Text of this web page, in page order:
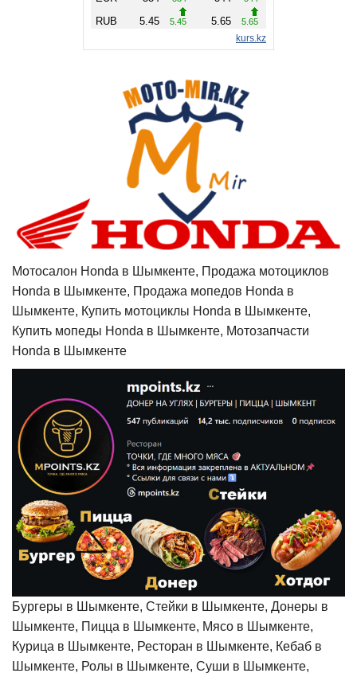
Мотосалон Honda в Шымкенте, Продажа мотоциклов
Honda в Шымкенте, Продажа мопедов Honda в
Шымкенте, Купить мотоциклы Honda в Шымкенте,
Купить мопеды Honda в Шымкенте, Мотозапчасти
Honda в Шымкенте
Бургеры в Шымкенте, Стейки в Шымкенте, Донеры в
Шымкенте, Пицца в Шымкенте, Мясо в Шымкенте,
Курица в Шымкенте, Ресторан в Шымкенте, Кебаб в
Шымкенте, Ролы в Шымкенте, Суши в Шымкенте,